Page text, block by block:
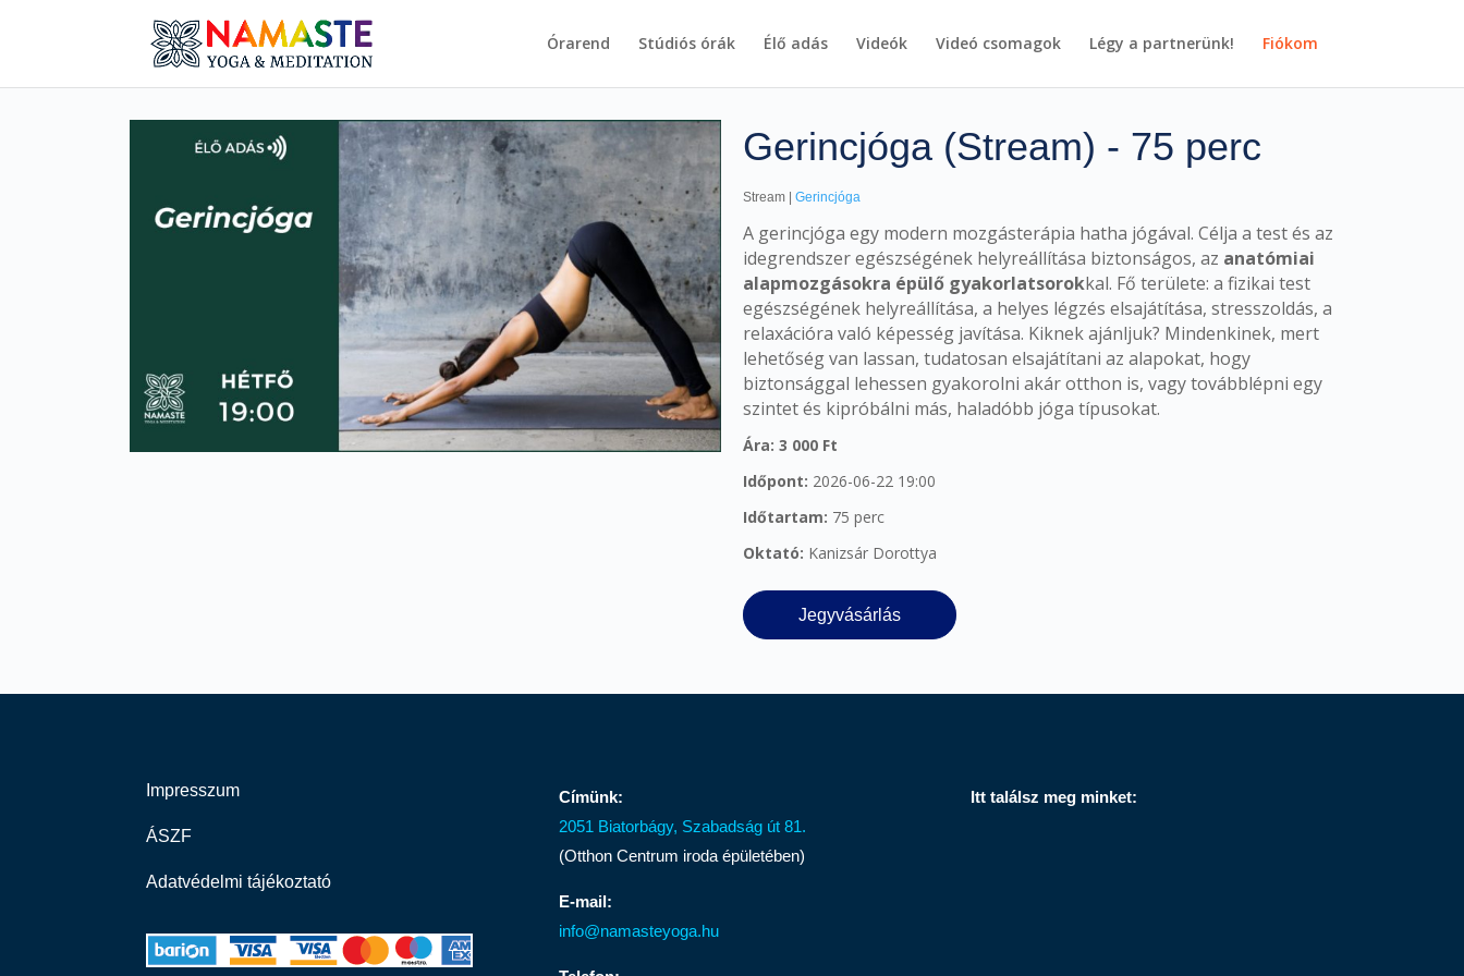
Órarend Stúdiós órák Élő adás Videók Videó csomagok Légy a partnerünk! Fiókom
Gerincjóga (Stream) - 75 perc
Stream | Gerincjóga
A gerincjóga egy modern mozgásterápia hatha jógával. Célja a test és az
idegrendszer egészségének helyreállítása biztonságos, az anatómiai
alapmozgásokra épülő gyakorlatsorokkal. Fő területe: a fizikai test
egészségének helyreállítása, a helyes légzés elsajátítása, stresszoldás, a
relaxációra való képesség javítása. Kiknek ajánljuk? Mindenkinek, mert
lehetőség van lassan, tudatosan elsajátítani az alapokat, hogy
biztonsággal lehessen gyakorolni akár otthon is, vagy továbblépni egy
szintet és kipróbálni más, haladóbb jóga típusokat.
Ára: 3 000 Ft
Időpont: 2026-06-22 19:00
Időtartam: 75 perc
Oktató: Kanizsár Dorottya
Jegyvásárlás
Impresszum
ÁSZF
Adatvédelmi tájékoztató
Címünk:
2051 Biatorbágy, Szabadság út 81.
(Otthon Centrum iroda épületében)
E-mail:
info@namasteyoga.hu
Itt találsz meg minket: